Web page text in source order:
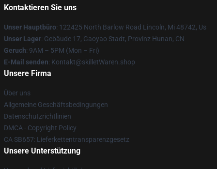
Kontaktieren Sie uns
Unser Hauptbüro: 122425 North Barlow Road Lincoln, Mi 48742, Us
Unser Lager: Gebäude 17, Gaoyao Stadt, Provinz Hunan, CN
Geruch: 9AM – 5PM (Mon – Fri)
E-Mail senden: Kontakt@skilletWaren.shop
Unsere Firma
Über uns
Allgemeine Geschäftsbedingungen
Datenschutzrichtlinien
DMCA - Copyright Policy
CA SB657: Lieferkettentransparenzgesetz
Unsere Unterstützung